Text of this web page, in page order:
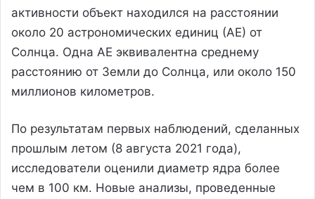
активности объект находился на расстоянии
около 20 астрономических единиц (АЕ) от
Солнца. Одна АЕ эквивалентна среднему
расстоянию от Земли до Солнца, или около 150
миллионов километров.
По результатам первых наблюдений, сделанных
прошлым летом (8 августа 2021 года),
исследователи оценили диаметр ядра более
чем в 100 км. Новые анализы, проведенные